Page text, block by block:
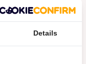
Details